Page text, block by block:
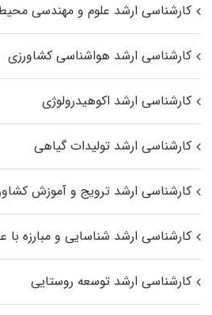
کارشناسی ارشد علوم و مهندسی
کارشناسی ارشد هواشناسی کشاورزی
کارشناسی ارشد اکوهیدرولوژی
کارشناسی ارشد تولیدات گیاهی
کارشناسی ارشد ترویج و آموزش
کارشناسی ارشد شناسایی و مبارزه با
کارشناسی ارشد توسعه روستایی